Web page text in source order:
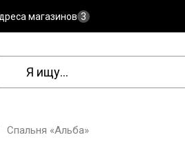
магазинов 3
Спальня «Альба»